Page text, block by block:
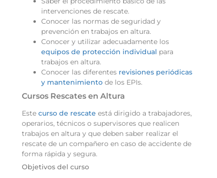
intervenciones de rescate.
Conocer las normas de seguridad y
prevención en trabajos en altura.
Conocer y utilizar adecuadamente los
equipos de protección individual para
trabajos en altura.
Conocer las diferentes revisiones periódicas
y mantenimiento de los EPIs.
Cursos Rescates en Altura
Este curso de rescate está dirigido a trabajadores,
operarios, técnicos o supervisores que realicen
trabajos en altura y que deben saber realizar el
rescate de un compañero en caso de accidente de
forma rápida y segura.
Objetivos del curso